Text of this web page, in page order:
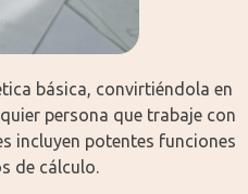
básica, convirtiéndola en
persona que trabaje con
incluyen potentes funciones
de cálculo.